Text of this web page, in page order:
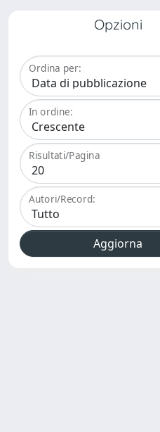
Opzioni
Ordina per:
In ordine:
Risultati/Pagina
Autori/Record: